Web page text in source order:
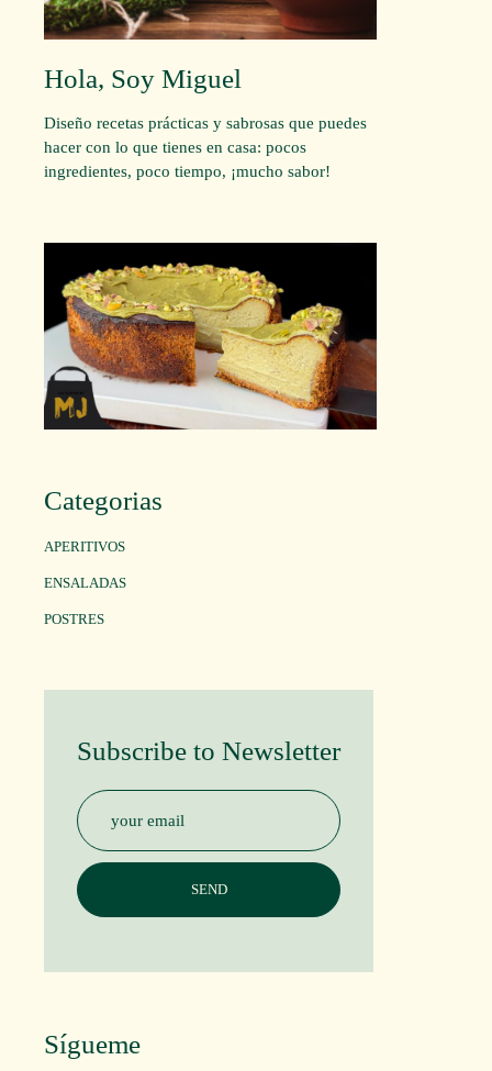
Hola, Soy Miguel
Diseño recetas prácticas y sabrosas que puedes
hacer con lo que tienes en casa: pocos
ingredientes, poco tiempo, ¡mucho sabor!
Categorias
APERITIVOS
ENSALADAS
POSTRES
Subscribe to Newsletter
Sígueme